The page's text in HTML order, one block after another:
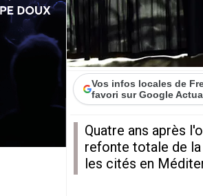
Vos infos locales de
favori sur Google
Quatre ans après
refonte totale de
les cités en